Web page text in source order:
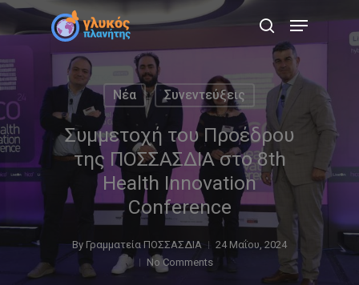
Skip
content
search
Menu
Νέα Συνεντεύξεις
Συμμετοχή του Προέδρου
της ΠΟΣΣΑΣΔΙΑ στο 8th
Health Innovation
Conference
By Γραμματεία ΠΟΣΣΑΣΔΙΑ
24 Μαΐου, 2024
No Comments